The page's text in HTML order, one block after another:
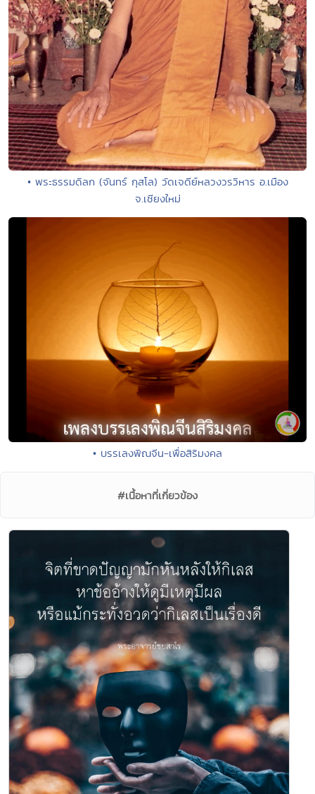
• พระธรรมดิลก (จันทร์ กุสโล) วัดเจดีย์หลวงวรวิหาร อ.เมือง
จ.เชียงใหม่
• บรรเลงพิณจีน-เพื่อสิริมงคล
#เนื้อหาที่เกี่ยวข้อง